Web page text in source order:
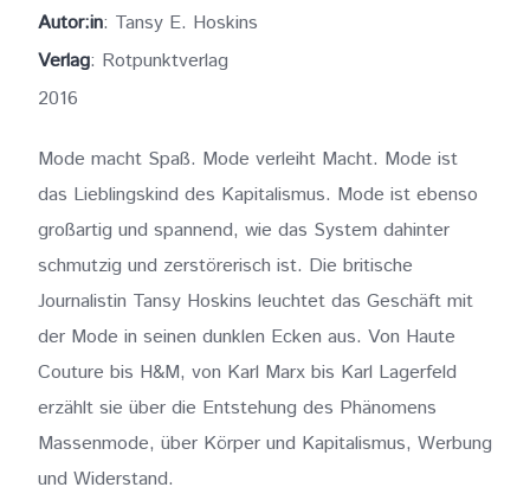
Autor:in: Tansy E. Hoskins
Verlag: Rotpunktverlag
2016
Mode macht Spaß. Mode verleiht Macht. Mode ist
das Lieblingskind des Kapitalismus. Mode ist ebenso
großartig und spannend, wie das System dahinter
schmutzig und zerstörerisch ist. Die britische
Journalistin Tansy Hoskins leuchtet das Geschäft mit
der Mode in seinen dunklen Ecken aus. Von Haute
Couture bis H&M, von Karl Marx bis Karl Lagerfeld
erzählt sie über die Entstehung des Phänomens
Massenmode, über Körper und Kapitalismus, Werbung
und Widerstand.